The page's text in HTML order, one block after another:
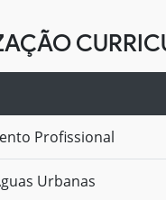
Profissional
Urbanas